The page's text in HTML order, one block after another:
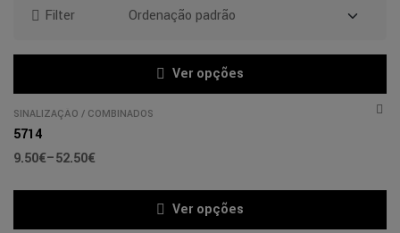
Filter
Ver opções
SINALIZAÇÃO / COMBINADOS
5714
9.50€–52.50€
Ver opções